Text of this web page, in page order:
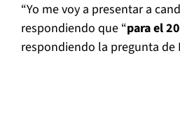
“Yo me voy a presentar a
respondiendo que “para el
respondiendo la pregunta de